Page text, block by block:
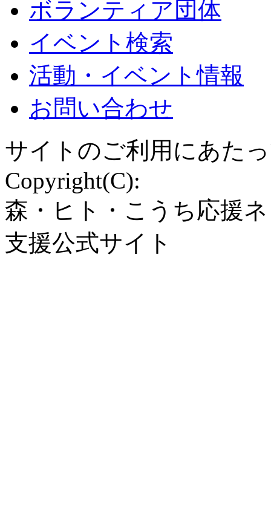
ボランティア団体
イベント検索
活動・イベント情報
お問い合わせ
サイトのご利用にあた
Copyright(C):
森・ヒト・こうち応援
支援公式サイト